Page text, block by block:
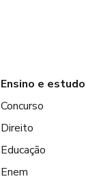
Ensino e
Concurso
Direito
Educação
Enem